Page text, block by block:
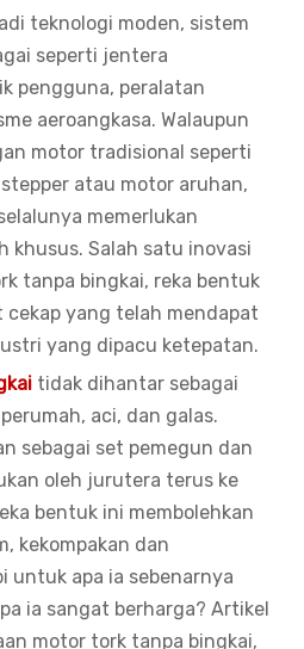
teknologi moden, sistem
seperti jentera
pengguna, peralatan
aeroangkasa. Walaupun
motor tradisional seperti
atau motor aruhan,
memerlukan
khusus. Salah satu inovasi
tanpa bingkai, reka bentuk
yang telah mendapat
yang dipacu ketepatan.
tidak dihantar sebagai
aci, dan galas.
sebagai set pemegun dan
oleh jurutera terus ke
bentuk ini membolehkan
kekompakan dan
untuk apa ia sebenarnya
ia sangat berharga? Artikel
motor tork tanpa bingkai,